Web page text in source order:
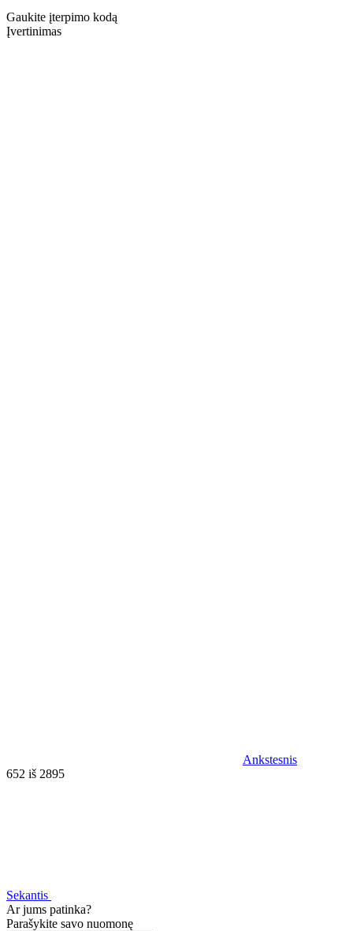
Gaukite įterpimo kodą
Įvertinimas
Ankstesnis
652 iš 2895
Sekantis
Ar jums patinka?
Parašykite savo nuomonę